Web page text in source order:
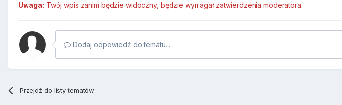
Uwaga: Twój wpis zanim będzie widoczny, będzie wymagał zatwierdzenia moderatora.
Dodaj odpowiedź do tematu...
Przejdź do listy tematów